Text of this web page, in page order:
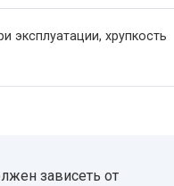
эксплуатации, хрупкость
зависеть от